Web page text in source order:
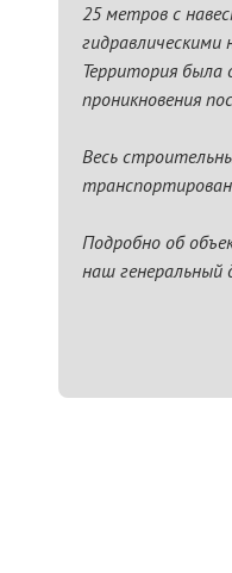
25 метров с
гидравлическими
Территория
проникновения
Весь
Подробно об
наш генеральный